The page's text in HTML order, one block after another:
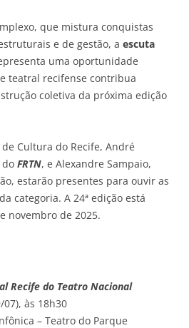
que mistura conquistas
e de gestão, a escuta
uma oportunidade
teatral recifense contribua
coletiva da próxima edição
Cultura do Recife, André
FRTN, e Alexandre Sampaio,
estarão presentes para ouvir as
categoria. A 24ª edição está
novembro de 2025.
Recife do Teatro Nacional
às 18h30
– Teatro do Parque